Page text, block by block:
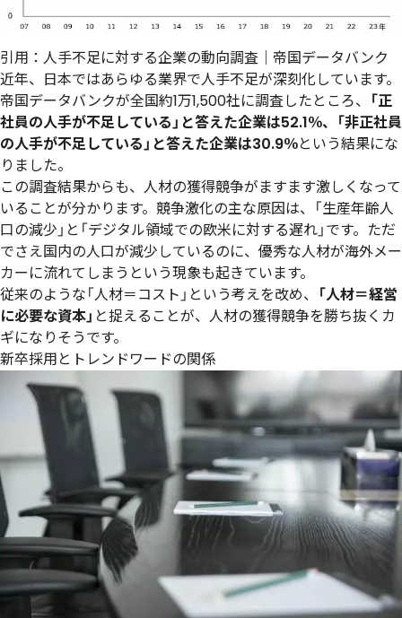
引用： 人手不足に対する企業の動向調査｜帝国データバンク
近年、日本ではあらゆる業界で人手不足が深刻化しています。
帝国データバンクが全国約1万1,500社に調査したところ、 「正
社員の人手が不足している」と答えた企業は52.1％、「非正社員
の人手が不足している」と答えた企業は30.9％という結果にな
りました。
この調査結果からも、人材の獲得競争がますます激しくなって
いることが分かります。競争激化の主な原因は、「生産年齢人
口の減少」と「デジタル領域での欧米に対する遅れ」です。ただ
でさえ国内の人口が減少しているのに、優秀な人材が海外メー
カーに流れてしまうという現象も起きています。
従来のような「人材＝コスト」という考えを改め、 「人材＝経営
に必要な資本」 と捉えることが、人材の獲得競争を勝ち抜くカ
ギになりそうです。
新卒採用とトレンドワードの関係